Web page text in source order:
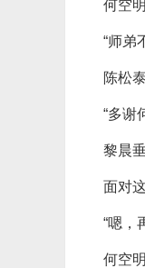
何空
“师弟
陈松
“多谢
黎晨
面对
“嗯，
何空